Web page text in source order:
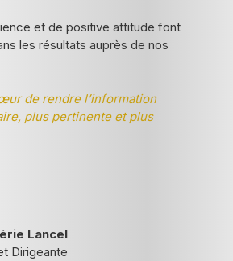
et de positive attitude font
les résultats auprès de nos
de rendre l’information
plus pertinente et plus
Lancel
Dirigeante